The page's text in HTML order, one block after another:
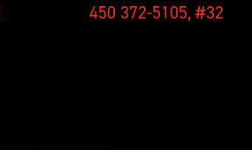
450 372-5105, #32